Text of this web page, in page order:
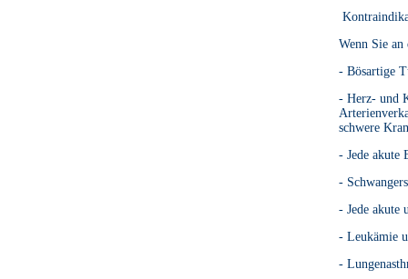
Wenn Sie
- Bösartige
- Herz- und
schwere
- Jede akute
-
- Jede akute
- Leukämie
-